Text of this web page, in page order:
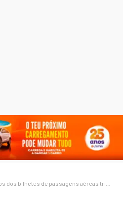
dos bilhetes de passagens aéreas triplicaram